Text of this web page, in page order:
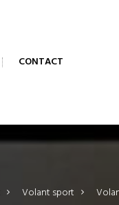
CONTACT
> Volant sport >